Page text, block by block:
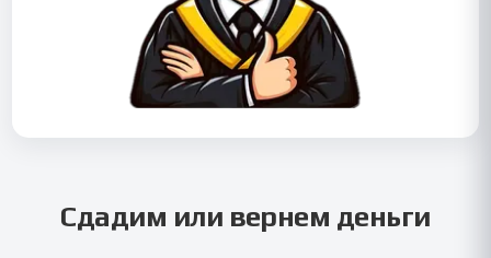
Сдадим или вернем деньги